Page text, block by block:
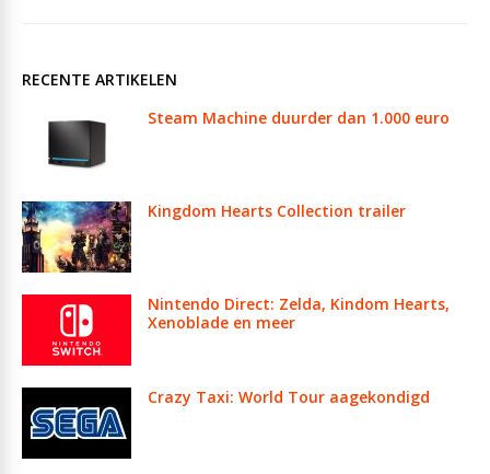
RECENTE ARTIKELEN
Steam Machine duurder dan 1.000 euro
Kingdom Hearts Collection trailer
Nintendo Direct: Zelda, Kindom Hearts,
Xenoblade en meer
Crazy Taxi: World Tour aagekondigd